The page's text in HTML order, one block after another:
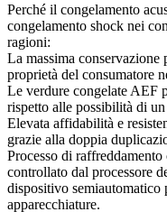
Perché il congelamento
congelamento shock nei
ragioni:
La massima
proprietà del consumatore
Le verdure congelate AEF
rispetto alle possibilità di
Elevata affidabilità e
grazie alla doppia
Processo di
controllato dal processore
dispositivo semiautomatico
apparecchiature.